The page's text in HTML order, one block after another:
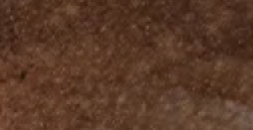
Other Sites
Dobla
Europe & Middle East
English
Dutch Italiano